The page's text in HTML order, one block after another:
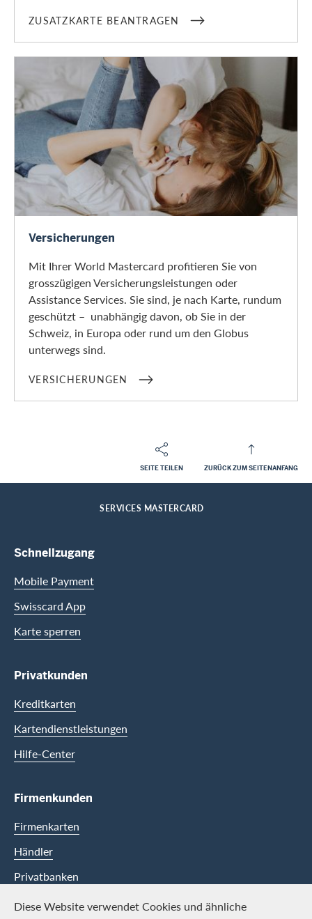
Diese Website verwendet Cookies und ähnliche
ZUSATZKARTE BEANTRAGEN
Versicherungen
Versicherungen
Mit Ihrer World Mastercard profitieren Sie von
grosszügigen Versicherungsleistungen oder
Assistance Services. Sie sind, je nach Karte, rundum
geschützt – unabhängig davon, ob Sie in der
Schweiz, in Europa oder rund um den Globus
unterwegs sind.
VERSICHERUNGEN
SEITE TEILEN ZURÜCK ZUM SEITENANFANG
Footer
SERVICES MASTERCARD
Footer Navigation
Schnellzugang
Mobile Payment
Swisscard App
Karte sperren
Privatkunden
Kreditkarten
Kartendienstleistungen
Hilfe-Center
Firmenkunden
Firmenkarten
Händler
Privatbanken